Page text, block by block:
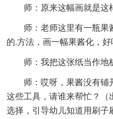
师：原来这幅画就是这
师：老师这里有一瓶果
的.方法，画一幅果酱化，好
师：我把这张纸当作地
师：哎呀，果酱没有铺
这些工具，请谁来帮忙？（
选择，引导幼儿知道用刷子